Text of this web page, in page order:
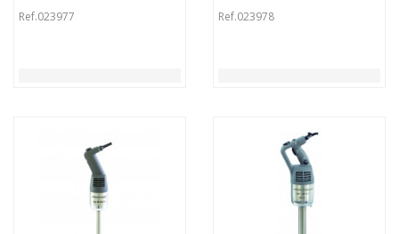
230v Robot Coupe
Ref.023977
230v Robot Coupe
Ref.023978